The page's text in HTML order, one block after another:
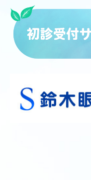
ホーム
施設・設備のご案内